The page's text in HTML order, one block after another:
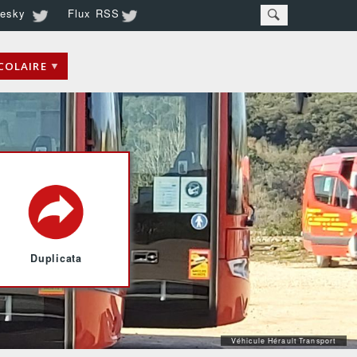
Flux RSS
Véhicule Hérault Transport
Duplicata